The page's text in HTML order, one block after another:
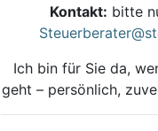
Kontakt: bitte
Ich bin für Sie da,
geht – persönlich,